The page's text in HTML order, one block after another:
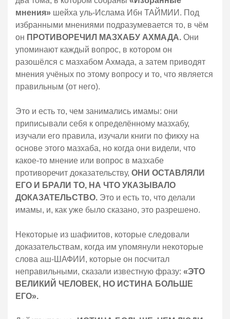
мнения» шейха уль-Ислама Ибн ТАЙМИИ. Под
избранными мнениями подразумевается то, в чём
он ПРОТИВОРЕЧИЛ МАЗХАБУ АХМАДА. Они
упоминают каждый вопрос, в котором он
разошёлся с мазхабом Ахмада, а затем приводят
мнения учёных по этому вопросу и то, что является
правильным (от него).
Это и есть то, чем занимались имамы: они
приписывали себя к определённому мазхабу,
изучали его правила, изучали книги по фикху на
основе этого мазхаба, но когда они видели, что
какое-то мнение или вопрос в мазхабе
противоречит доказательству, ОНИ ОСТАВЛЯЛИ
ЕГО И БРАЛИ ТО, НА ЧТО УКАЗЫВАЛО
ДОКАЗАТЕЛЬСТВО. Это и есть то, что делали
имамы, и, как уже было сказано, это разрешено.
Некоторые из шафиитов, которые следовали
доказательствам, когда им упомянули некоторые
слова аш-ШАФИИ, которые он посчитал
неправильными, сказали известную фразу: «ЭТО
ВЕЛИКИЙ ЧЕЛОВЕК, НО ИСТИНА БОЛЬШЕ
ЕГО».